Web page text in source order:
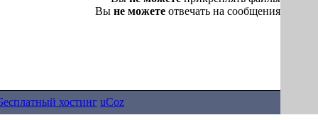
Вы не можете отвечать на сообщения
хостинг uCoz